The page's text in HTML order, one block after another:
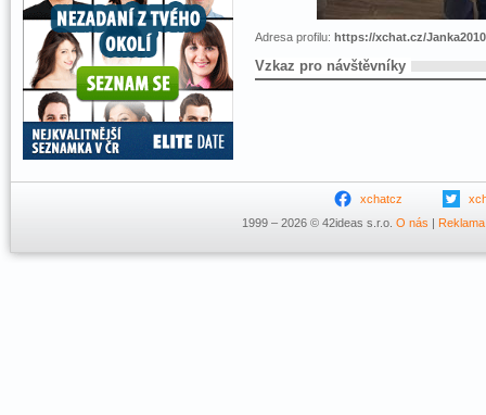
Adresa profilu: https://xchat.cz/Janka2010
Vzkaz pro návštěvníky
xchatcz
1999 – 2026 © 42ideas s.r.o. O nás | Reklama